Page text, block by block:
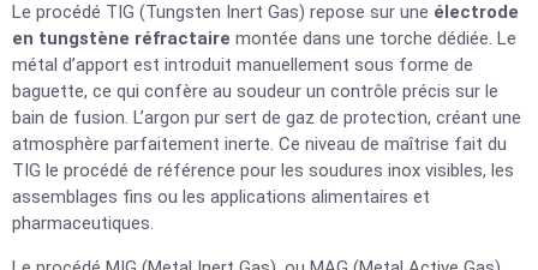
Le procédé TIG (Tungsten Inert Gas) repose sur une électrode
en tungstène réfractaire montée dans une torche dédiée. Le
métal d’apport est introduit manuellement sous forme de
baguette, ce qui confère au soudeur un contrôle précis sur le
bain de fusion. L’argon pur sert de gaz de protection, créant une
atmosphère parfaitement inerte. Ce niveau de maîtrise fait du
TIG le procédé de référence pour les soudures inox visibles, les
assemblages fins ou les applications alimentaires et
pharmaceutiques.